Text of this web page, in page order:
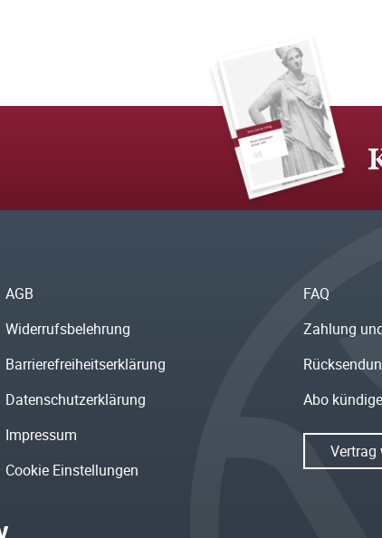
AGB
Widerrufsbelehrung
Barrierefreiheitserklärung
Datenschutzerklärung
Impressum
Cookie Einstellungen
FAQ
Zahlung
Abo
Vertrag